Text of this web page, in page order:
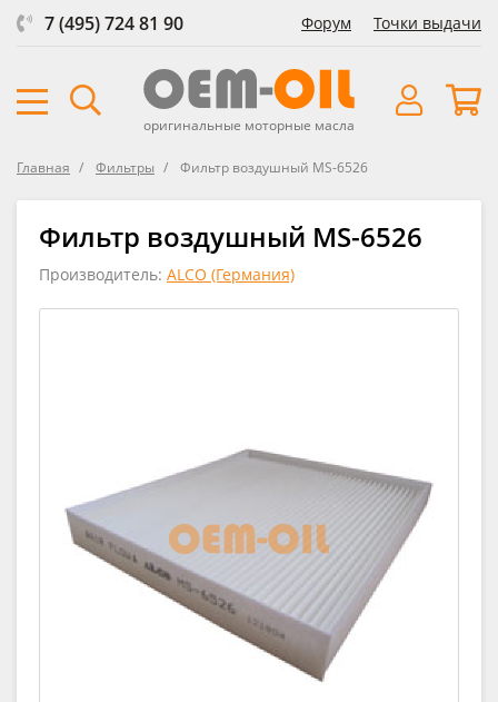
7 (495) 724 81 90 Форум Точки выдачи
оригинальные моторные масла
Главная Фильтры Фильтр воздушный MS-6526
Фильтр воздушный MS-6526
Производитель: ALCO (Германия)